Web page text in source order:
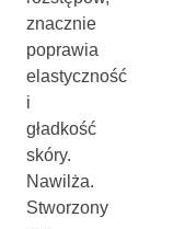
znacznie
poprawia
elastyczność
i
gładkość
skóry.
Nawilża.
Stworzony